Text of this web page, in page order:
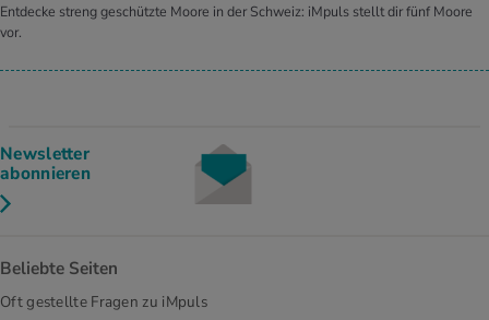
Entdecke streng geschützte Moore in der Schweiz: iMpuls stellt dir fünf Moore
vor.
Newsletter
abonnieren
Beliebte Seiten
Oft gestellte Fragen zu iMpuls